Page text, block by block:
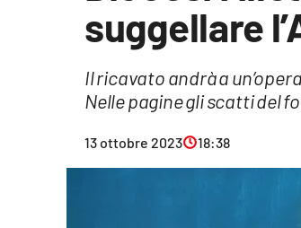
suggellare
Il ricavato andrà a
Nelle pagine gli scatti del
13 ottobre 2023 18:38